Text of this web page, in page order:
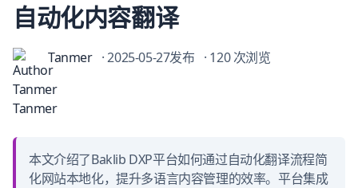
自动化内容翻译
Tanmer · 2025-05-27发布 · 120 次浏览
本文介绍了Baklib DXP平台如何通过自动化翻译流程简
化网站本地化，提升多语言内容管理的效率。平台集成